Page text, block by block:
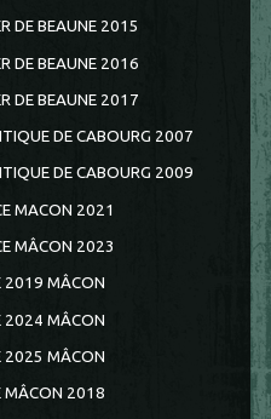
DE BEAUNE 2015
DE BEAUNE 2016
DE BEAUNE 2017
DE CABOURG 2007
DE CABOURG 2009
MACON 2021
MÂCON 2023
2019 MÂCON
2024 MÂCON
2025 MÂCON
MÂCON 2018